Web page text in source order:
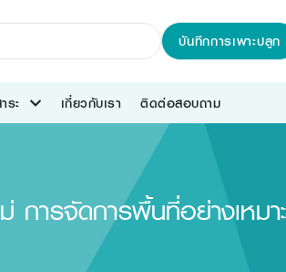
บันทึกการเพาะปลูก
ระ เกี่ยวกับเรา ติดต่อสอบถาม
การจัดการพื้นที่อย่างเหมา